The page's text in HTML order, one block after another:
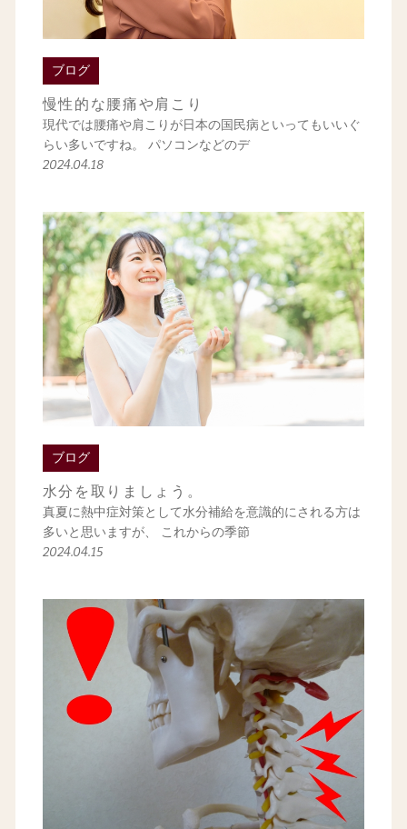
ブログ
慢性的な腰痛や肩こり
現代では腰痛や肩こりが日本の国民病といってもいいぐ
らい多いですね。 パソコンなどのデ
2024.04.18
ブログ
水分を取りましょう。
真夏に熱中症対策として水分補給を意識的にされる方は
多いと思いますが、 これからの季節
2024.04.15